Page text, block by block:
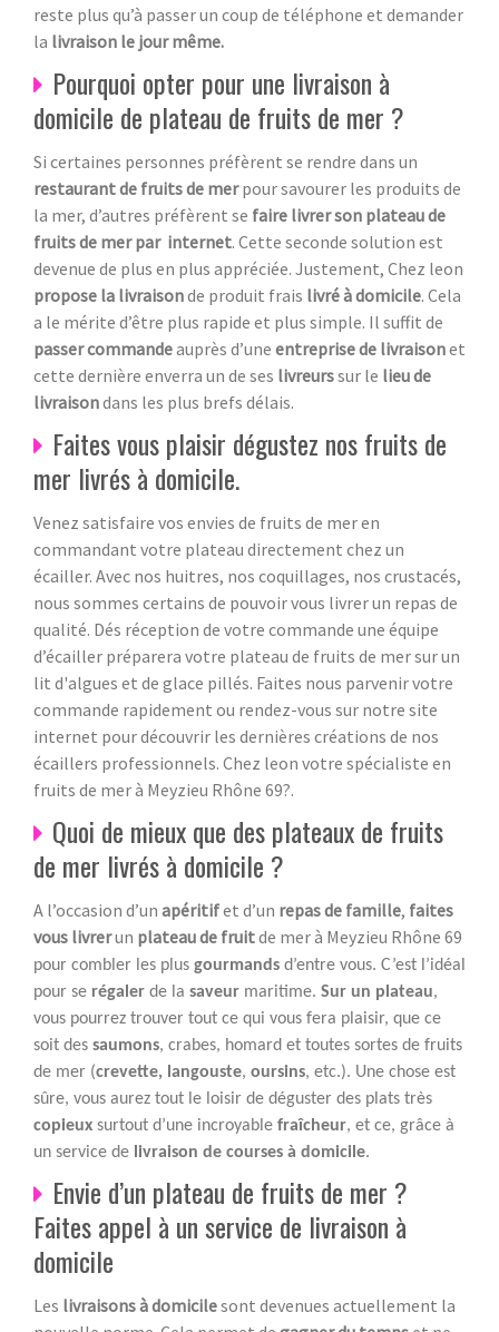
reste plus qu’à passer un coup de téléphone et demander
la livraison le jour même.
Pourquoi opter pour une livraison à
domicile de plateau de fruits de mer ?
Si certaines personnes préfèrent se rendre dans un
restaurant de fruits de merpour savourer les produits de
la mer, d’autres préfèrent se faire livrer son plateau de
fruits de mer par internet. Cette seconde solution est
devenue de plus en plus appréciée. Justement, Chez leon
propose la livraisonde produit frais livré à domicile. Cela
a le mérite d’être plus rapide et plus simple. Il suffit de
passer commandeauprès d’une entreprise de livraisonet
cette dernière enverra un de ses livreurssur le lieu de
livraisondans les plus brefs délais.
Faites vous plaisir dégustez nos fruits de
mer livrés à domicile.
Venez satisfaire vos envies de fruits de mer en
commandant votre plateau directement chez un
écailler. Avec nos huitres, nos coquillages, nos crustacés,
nous sommes certains de pouvoir vous livrer un repas de
qualité. Dés réception de votre commande une équipe
d’écailler préparera votre plateau de fruits de mer sur un
lit d'algues et de glace pillés. Faites nous parvenir votre
commande rapidement ou rendez-vous sur notre site
internet pour découvrir les dernières créations de nos
écaillers professionnels. Chez leon votre spécialiste en
fruits de mer à Meyzieu Rhône 69?.
Quoi de mieux que des plateaux de fruits
de mer livrés à domicile ?
A l’occasion d’un apéritifet d’un repas de famille, faites
vous livrerun plateau de fruitde mer à Meyzieu Rhône 69
pour combler les plus gourmands d’entre vous. C’est l’idéal
pour se régaler de la saveur maritime. Sur un plateau,
vous pourrez trouver tout ce qui vous fera plaisir, que ce
soit des saumons, crabes, homard et toutes sortes de fruits
de mer (crevette, langouste, oursins, etc.). Une chose est
sûre, vous aurez tout le loisir de déguster des plats très
copieux surtout d’une incroyable fraîcheur, et ce, grâce à
un service de livraison de courses à domicile.
Envie d’un plateau de fruits de mer ?
Faites appel à un service de livraison à
domicile
Les livraisons à domicilesont devenues actuellement la